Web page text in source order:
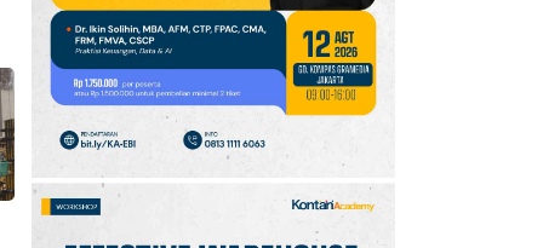
10 Jadwal Persija vs Arema
FC Perebutan Juara 3
Piala Presiden 2026,
Kick-off Sore Ini